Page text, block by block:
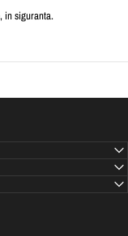
, in siguranta.